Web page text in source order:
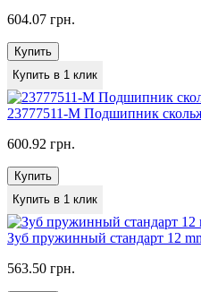
604.07 грн.
Купить
Купить в 1 клик
23777511-M Подшипник
600.92 грн.
Купить
Купить в 1 клик
Зуб пружинный стандарт 12
563.50 грн.